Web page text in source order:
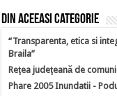
Din aceeasi categorie
“Transparenta, etica si
Braila”
Reţea judeţeană de
Phare 2005 Inundatii -